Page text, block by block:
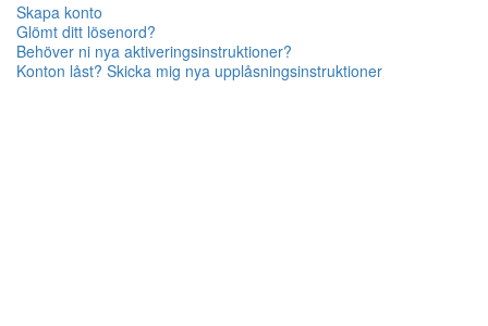
Skapa konto
Glömt ditt lösenord?
Behöver ni nya aktiveringsinstruktioner?
Konton låst? Skicka mig nya upplåsningsinstruktioner